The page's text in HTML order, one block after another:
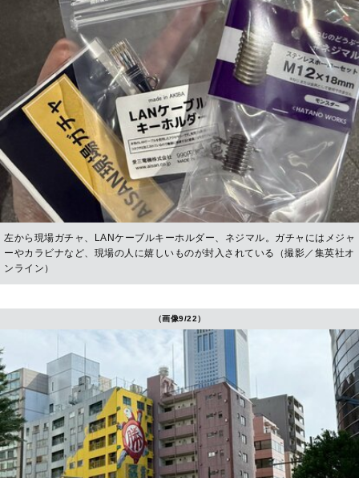
左から現場ガチャ、LANケーブルキーホルダー、ネジマル。ガチャにはメジャ
ーやカラビナなど、現場の人に嬉しいものが封入されている（撮影／集英社オ
ンライン）
（画像9/22）